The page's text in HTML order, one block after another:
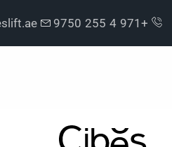
+971 4 255 9750